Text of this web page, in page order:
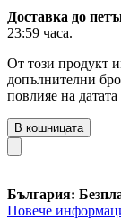
Доставка до
23:59 часа.
От този продукт
допълнителни
повлияе на датата
В кошницата
България:
Повече